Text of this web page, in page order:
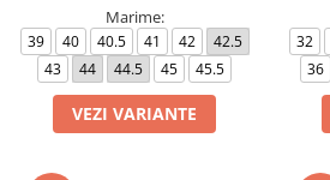
Marime:
39 40 40.5 41 42
42.5
43
44 44.5 45 45.5
VEZI VARIANTE
32
36